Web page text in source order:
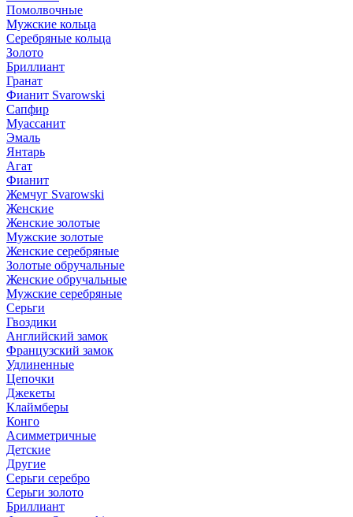
Помолвочные
Мужские кольца
Серебряные кольца
Золото
Бриллиант
Гранат
Фианит Svarowski
Сапфир
Муассанит
Эмаль
Янтарь
Агат
Фианит
Жемчуг Svarowski
Женские
Женские золотые
Мужские золотые
Женские серебряные
Золотые обручальные
Женские обручальные
Мужские серебряные
Серьги
Гвоздики
Английский замок
Французский замок
Удлиненные
Цепочки
Джекеты
Клаймберы
Конго
Асимметричные
Детские
Другие
Серьги серебро
Серьги золото
Бриллиант